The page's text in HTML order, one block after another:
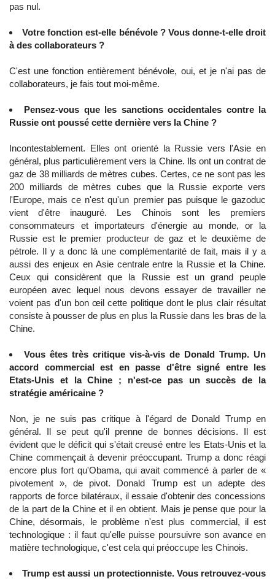
pas nul.
Votre fonction est-elle bénévole ? Vous donne-t-elle droit
à des collaborateurs ?
C'est une fonction entièrement bénévole, oui, et je n'ai pas de
collaborateurs, je fais tout moi-même.
Pensez-vous que les sanctions occidentales contre la
Russie ont poussé cette dernière vers la Chine ?
Incontestablement. Elles ont orienté la Russie vers l'Asie en
général, plus particulièrement vers la Chine. Ils ont un contrat de
gaz de 38 milliards de mètres cubes. Certes, ce ne sont pas les
200 milliards de mètres cubes que la Russie exporte vers
l'Europe, mais ce n'est qu'un premier pas puisque le gazoduc
vient d'être inauguré. Les Chinois sont les premiers
consommateurs et importateurs d'énergie au monde, or la
Russie est le premier producteur de gaz et le deuxième de
pétrole. Il y a donc là une complémentarité de fait, mais il y a
aussi des enjeux en Asie centrale entre la Russie et la Chine.
Ceux qui considèrent que la Russie est un grand peuple
européen avec lequel nous devons essayer de travailler ne
voient pas d'un bon œil cette politique dont le plus clair résultat
consiste à pousser de plus en plus la Russie dans les bras de la
Chine.
Vous êtes très critique vis-à-vis de Donald Trump. Un
accord commercial est en passe d'être signé entre les
Etats-Unis et la Chine ; n'est-ce pas un succès de la
stratégie américaine ?
Non, je ne suis pas critique à l'égard de Donald Trump en
général. Il se peut qu'il prenne de bonnes décisions. Il est
évident que le déficit qui s'était creusé entre les Etats-Unis et la
Chine commençait à devenir préoccupant. Trump a donc réagi
encore plus fort qu'Obama, qui avait commencé à parler de «
pivotement », de pivot. Donald Trump est un adepte des
rapports de force bilatéraux, il essaie d'obtenir des concessions
de la part de la Chine et il en obtient. Mais je pense que pour la
Chine, désormais, le problème n'est plus commercial, il est
technologique : il faut qu'elle puisse poursuivre son avance en
matière technologique, c'est cela qui préoccupe les Chinois.
Trump est aussi un protectionniste. Vous retrouvez-vous